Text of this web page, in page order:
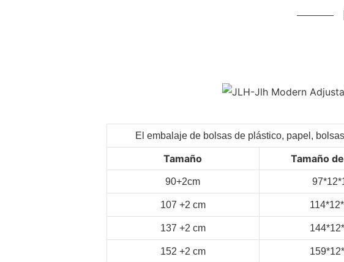
El embalaje de bolsas de plástico, papel,
Tamaño Tamaño
90+2cm
107 +2 cm
137 +2 cm
152 +2 cm